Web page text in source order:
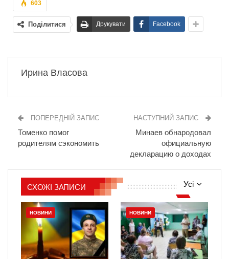
603
Поділитися Друкувати Facebook
Ирина Власова
ПОПЕРЕДНІЙ ЗАПИС
Томенко помог
родителям сэкономить
НАСТУПНИЙ ЗАПИС
Минаев обнародовал
официальную
декларацию о доходах
Усі
СХОЖІ ЗАПИСИ
НОВИНИ НОВИНИ